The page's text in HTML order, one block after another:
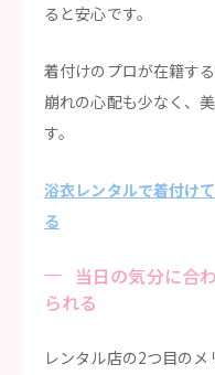
ると安心です。
着付けのプロが在籍す
崩れの心配も少なく、
す。
浴衣レンタルで着付け
る
当日の気分に合
られる
レンタル店の2つ目の